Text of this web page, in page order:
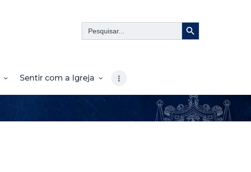
Search
for:
Search Button
Sentir com a Igreja